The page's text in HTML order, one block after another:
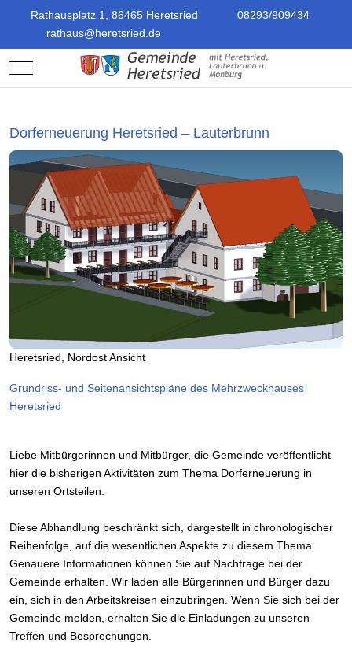
Rathausplatz 1, 86465 Heretsried
08293/909434
rathaus@heretsried.de
Mobile Menu Toggle
Dorferneuerung Heretsried – Lauterbrunn
Heretsried, Nordost Ansicht
Grundriss- und Seitenansichtspläne des Mehrzweckhauses
Heretsried
Liebe Mitbürgerinnen und Mitbürger, die Gemeinde veröffentlicht
hier die bisherigen Aktivitäten zum Thema Dorferneuerung in
unseren Ortsteilen.
Diese Abhandlung beschränkt sich, dargestellt in chronologischer
Reihenfolge, auf die wesentlichen Aspekte zu diesem Thema.
Genauere Informationen können Sie auf Nachfrage bei der
Gemeinde erhalten. Wir laden alle Bürgerinnen und Bürger dazu
ein, sich in den Arbeitskreisen einzubringen. Wenn Sie sich bei der
Gemeinde melden, erhalten Sie die Einladungen zu unseren
Treffen und Besprechungen.